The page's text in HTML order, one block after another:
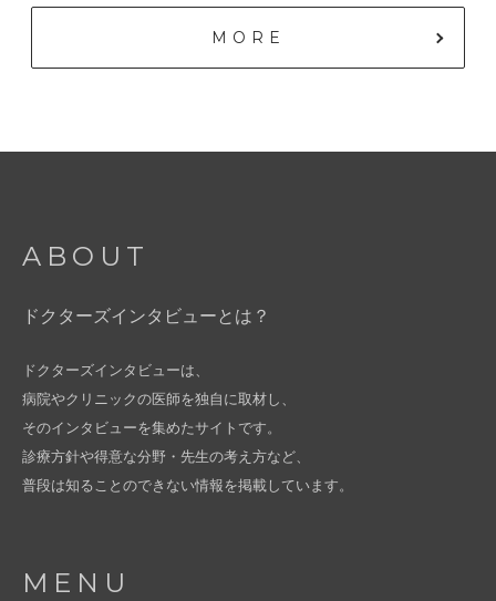
MORE
ABOUT
ドクターズインタビューとは？
ドクターズインタビューは、
病院やクリニックの医師を独自に取材し、
そのインタビューを集めたサイトです。
診療方針や得意な分野・先生の考え方など、
普段は知ることのできない情報を掲載しています。
MENU